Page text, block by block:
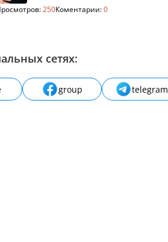
250Коментарии:0
сетях:
group telegram